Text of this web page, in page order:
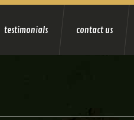
testimonials contact us